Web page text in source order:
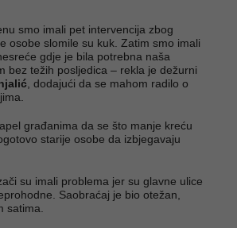
smo imali pet intervencija zbog
osobe slomile su kuk. Zatim smo imali
gdje je bila potrebna naša
bez težih posljedica – rekla je dežurni
, dodajući da se mahom radilo o
građanima da se što manje kreću
starije osobe da izbjegavaju
su imali problema jer su glavne ulice
Saobraćaj je bio otežan,
satima.